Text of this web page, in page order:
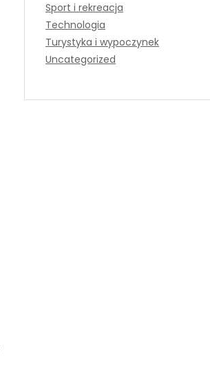
Sport i rekreacja
Technologia
Turystyka i wypoczynek
Uncategorized